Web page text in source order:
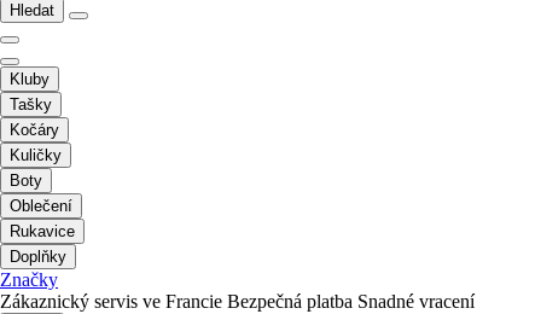
Hledat
Kluby
Tašky
Kočáry
Kuličky
Boty
Oblečení
Rukavice
Doplňky
Značky
Zákaznický servis ve Francie Bezpečná platba Snadné vracení